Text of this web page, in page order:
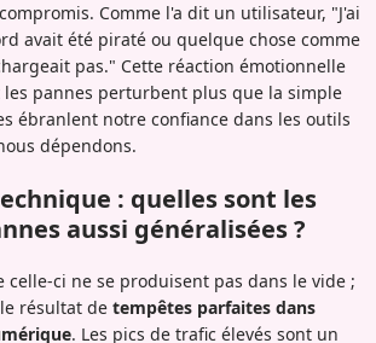
Comme l'a dit un utilisateur, "J'ai
avait été piraté ou quelque chose comme
pas." Cette réaction émotionnelle
pannes perturbent plus que la simple
ébranlent notre confiance dans les outils
dépendons.
: quelles sont les
aussi généralisées ?
celle-ci ne se produisent pas dans le vide ;
résultat de tempêtes parfaites dans
. Les pics de trafic élevés sont un